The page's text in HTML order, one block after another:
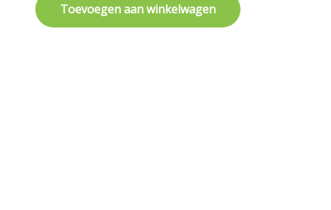
Toevoegen aan winkelwagen